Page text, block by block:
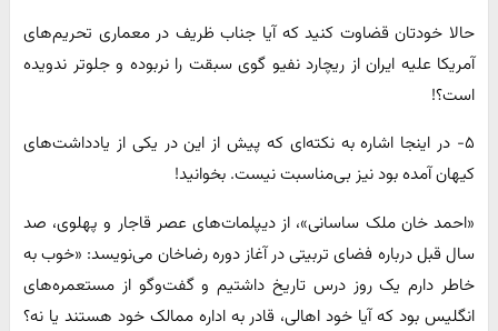
حالا خودتان قضاوت کنید که آیا جناب ظریف در معماری تحریم‌های
آمریکا علیه ایران از ریچارد نفیو گوی سبقت را نربوده و جلوتر ندویده
است؟!
۵- در اینجا اشاره به نکته‌ای که پیش از این در یکی از یادداشت‌های
کیهان آمده بود نیز بی‌مناسبت نیست. بخوانید!
«احمد خان ملک ساسانی»، از دیپلمات‌های عصر قاجار و پهلوی، صد
سال قبل درباره فضای تربیتی در آغاز دوره رضا‌خان می‌‌نویسد: «خوب به
خاطر دارم یک روز درس تاریخ داشتیم و گفت‌وگو از مستعمره‌‌های
انگلیس بود که آیا خود اهالی، قادر به اداره ممالک خود هستند یا نه؟